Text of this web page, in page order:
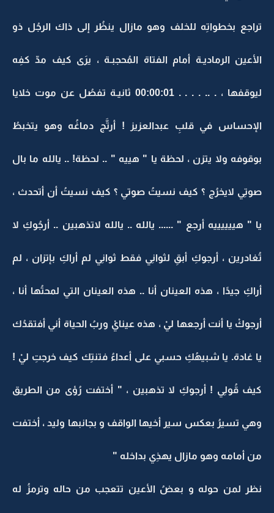
تراجع بخطواتِه للخلف وهو مازال ينظُر إلى ذاك الرجُل ذو
الأعين الرماديـة أمام الفتاة المُحجبـة ، يرَى كيف مدّ كفِه
ليوقفها ، . .. . . . . 00:00:01 ثانيـة تفصُل عن موت خلايا
الإحساس في قلبِ عبدالعزيز ! أرتَّج دماغُه وهو يتخبطُ
بوقوفه ولا يتزن ، لحظة يا " هييه " .. لحظة! .. يالله ما بال
صوتِي لايخرُج ؟ كيف نسيتُ صوتي ؟ كيف نسيتُ أن أتحدث ،
يا " هييييييه أرجع " ...... يالله .. يالله لاتذهبين .. أرجُوكِ لا
تُغادرين ، أرجوكِ أبقِ لثوانِي فقط ثوانِي لم أراكِ بإتزان ، لم
أراكِ جيدًا ، هذه العينان أنا .. هذه العينان التي لمحتُها أنا ،
أرجوكْ يا أنت أرجعها ليْ ، هذه عينايْ وربُ الحياة أني أفتقدُك
يا غادة. يا شبيهُكِ حسبي على أعداءُ فتنتِك كيف خرجتِ ليْ !
كيف قُولِي ! أرجوكِ لا تذهبين ، " أختفت رُؤى من الطريق
وهي تسيرُ بعكس سير أخيها الواقف و بجانبها وليد ، أختفت
من أمامه وهو مازال يهذِي بداخله "
نظر لمن حوله و بعضُ الأعين تتعجب من حاله وترمزُ له